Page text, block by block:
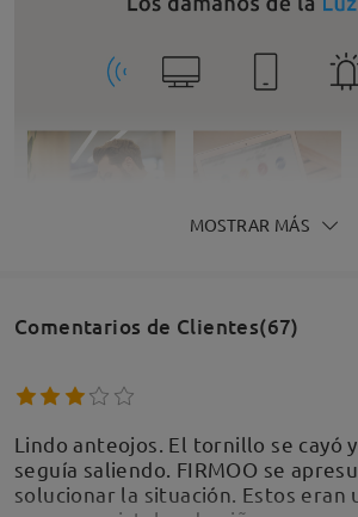
MOSTRAR MÁS
Comentarios de Clientes(67)
Lindo anteojos. El tornillo se cayó
seguía saliendo. FIRMOO se
solucionar la situación. Estos eran